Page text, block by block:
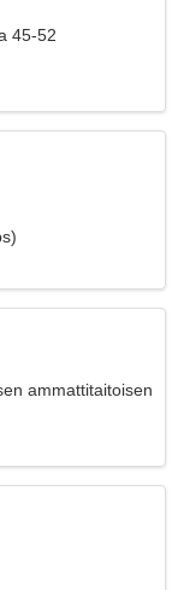
45-52
ammattitaitoisen